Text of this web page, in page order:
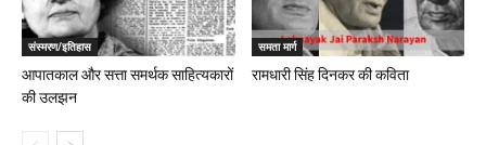
संस्मरण/इतिहास
आपातकाल और सत्ता समर्थक साहित्यकारों
की उलझन
समता मार्ग
रामधारी सिंह दिनकर की कविता